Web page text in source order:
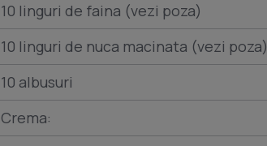
10 linguri de faina (vezi poza)
10 linguri de nuca macinata (vezi poza)
10 albusuri
Crema: